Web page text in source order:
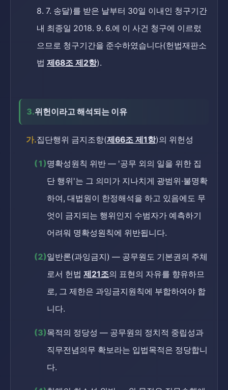
8. 7. 송달)를 받은 날부터 30일 이내인 청구기간
내 최종일 2018. 9. 6.에 이 사건 청구에 이르렀
으므로 청구기간을 준수하였습니다(헌법재판소
법 제68조 제2항).
3.위헌이라고 해석되는 이유
가.집단행위 금지조항(제66조 제1항)의 위헌성
(1)명확성원칙 위반 — '공무 외의 일을 위한 집
단 행위'는 그 의미가 지나치게 광범위·불명확
하여, 대법원이 한정해석을 하고 있음에도 무
엇이 금지되는 행위인지 수범자가 예측하기
어려워 명확성원칙에 위반됩니다.
(2)일반론(과잉금지) — 공무원도 기본권의 주체
로서 헌법 제21조의 표현의 자유를 향유하므
로, 그 제한은 과잉금지원칙에 부합하여야 합
니다.
(3)목적의 정당성 — 공무원의 정치적 중립성과
직무전념의무 확보라는 입법목적은 정당합니
다.